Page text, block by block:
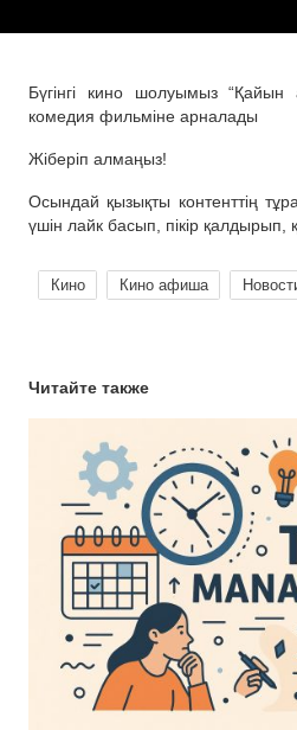
Бүгінгі кино шолуымыз
комедия фильміне арналады
Жіберіп алмаңыз!
Осындай қызықты контенттің
үшін лайк басып, пікір қалдырып,
Кино Кино афиша
Читайте также